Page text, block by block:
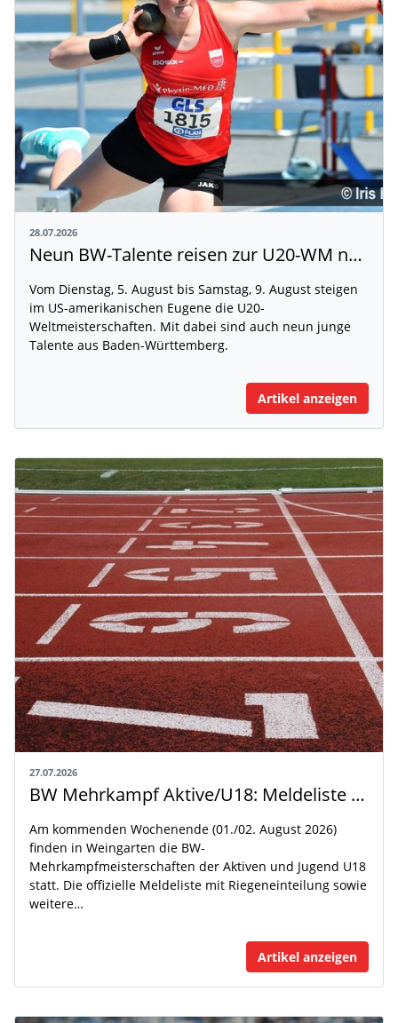
28.07.2026
Neun BW-Talente reisen zur U20-WM nach Eugene
Vom Dienstag, 5. August bis Samstag, 9. August steigen
im US-amerikanischen Eugene die U20-
Weltmeisterschaften. Mit dabei sind auch neun junge
Talente aus Baden-Württemberg.
Artikel anzeigen
27.07.2026
BW Mehrkampf Aktive/U18: Meldeliste mit Riegeneinteilung und Rahmenzeitplan veröffentlicht
Am kommenden Wochenende (01./02. August 2026)
finden in Weingarten die BW-
Mehrkampfmeisterschaften der Aktiven und Jugend U18
statt. Die offizielle Meldeliste mit Riegeneinteilung sowie
weitere…
Artikel anzeigen